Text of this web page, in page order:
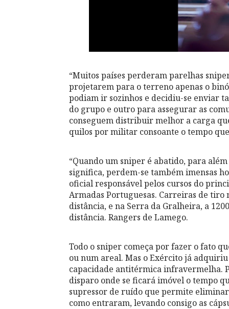
“Muitos países perderam parelhas
projetarem para o terreno apenas o
podiam ir sozinhos e decidiu-se enviar
do grupo e outro para assegurar as
conseguem distribuir melhor a carga
quilos por militar consoante o tempo
“Quando um sniper é abatido, para
significa, perdem-se também imensas
oficial responsável pelos cursos do
Armadas Portuguesas. Carreiras de
distância, e na Serra da Gralheira, a
distância. Rangers de Lamego.
Todo o sniper começa por fazer o fato
ou num areal. Mas o Exército já
capacidade antitérmica infravermelha.
disparo onde se ficará imóvel o tempo
supressor de ruído que permite
como entraram, levando consigo as